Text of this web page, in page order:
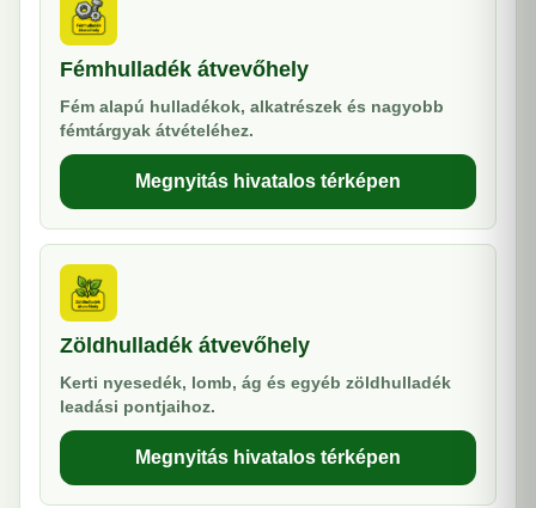
Fémhulladék átvevőhely
Fém alapú hulladékok, alkatrészek és nagyobb
fémtárgyak átvételéhez.
Megnyitás hivatalos térképen
Zöldhulladék átvevőhely
Kerti nyesedék, lomb, ág és egyéb zöldhulladék
leadási pontjaihoz.
Megnyitás hivatalos térképen